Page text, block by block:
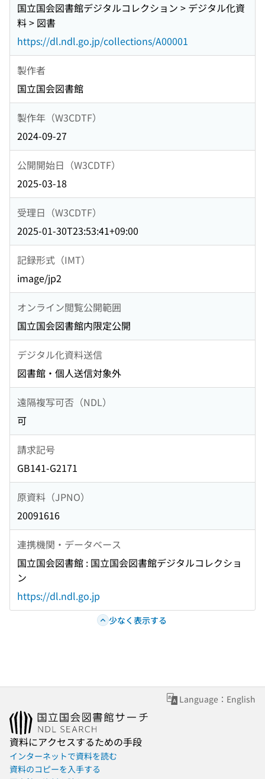
国立国会図書館デジタルコレクション > デジタル化資
料 > 図書
https://dl.ndl.go.jp/collections/A00001
製作者
国立国会図書館
製作年（W3CDTF）
2024-09-27
公開開始日（W3CDTF）
2025-03-18
受理日（W3CDTF）
2025-01-30T23:53:41+09:00
記録形式（IMT）
image/jp2
オンライン閲覧公開範囲
国立国会図書館内限定公開
デジタル化資料送信
図書館・個人送信対象外
遠隔複写可否（NDL）
可
請求記号
GB141-G2171
原資料（JPNO）
20091616
連携機関・データベース
国立国会図書館 : 国立国会図書館デジタルコレクショ
ン
https://dl.ndl.go.jp
少なく表示する
Language：English
資料にアクセスするための手段
インターネットで資料を読む
資料のコピーを入手する